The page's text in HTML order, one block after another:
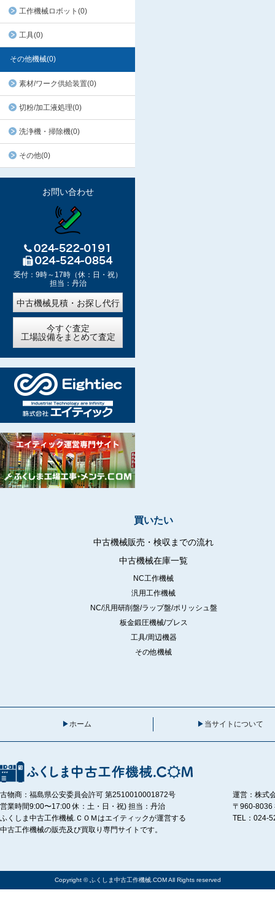
工作機械ロボット(0)
工具(0)
その他機械(0)
素材/ワーク供給装置(0)
切粉/加工液処理(0)
洗浄機・掃除機(0)
その他(0)
お問い合わせ
受付：9時～17時（休：日・祝）
担当：丹治
中古機械見積・お探し代行
今すぐ査定
工場設備をまとめて査定
買いたい
中古機械販売・検収までの流れ
中古機械在庫一覧
NC工作機械
汎用工作機械
NC/汎用研削盤/ラップ盤/ポリッシュ盤
板金鍛圧機械/プレス
工具/周辺機器
その他機械
ホーム 当サイトについて
古物商：福島県公安委員会許可 第2510010001872号
営業時間9:00〜17:00 休：土・日・祝) 担当：丹治
ふくしま中古工作機械.ＣＯＭはエイティックが運営する
中古工作機械の販売及び買取り専門サイトです。
運営：株式
〒960-8036
TEL：024-
Copyright © ふくしま中古工作機械.COM All Rights reserved